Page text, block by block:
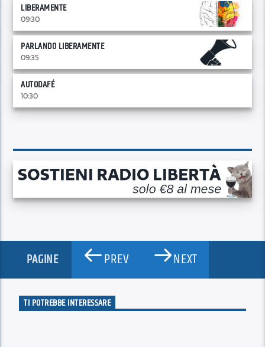
LIBERAMENTE
09:30
PARLANDO LIBERAMENTE
09:35
AUTODAFÉ
10:30
PAGINE PREV NEXT
TI POTREBBE INTERESSARE